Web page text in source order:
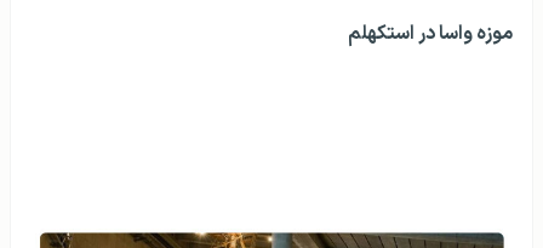
موزه واسا در استکهلم